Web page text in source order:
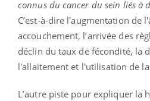
connus du cancer du sein liés à
C’est-à-dire l'augmentation de
accouchement, l’arrivée des
déclin du taux de fécondité, la
l'allaitement et l'utilisation de
L’autre piste pour expliquer la